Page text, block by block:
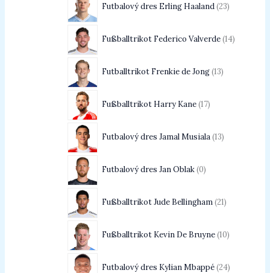
Futbalový dres Erling Haaland 23
Fußballtrikot Federico Valverde 14
Futballtrikot Frenkie de Jong 13
Fußballtrikot Harry Kane 17
Futbalový dres Jamal Musiala 13
Futbalový dres Jan Oblak 0
Fußballtrikot Jude Bellingham 21
Fußballtrikot Kevin De Bruyne 10
Futbalový dres Kylian Mbappé 24